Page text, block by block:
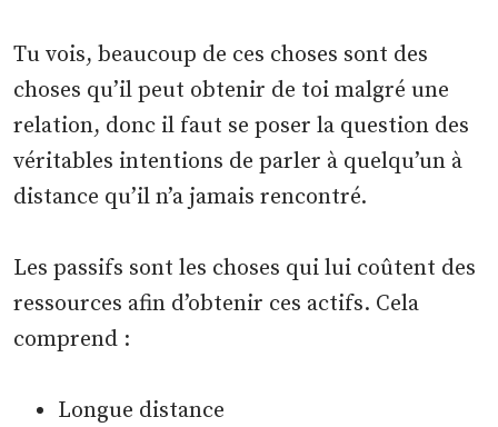
Tu vois, beaucoup de ces choses sont des
choses qu’il peut obtenir de toi malgré une
relation, donc il faut se poser la question des
véritables intentions de parler à quelqu’un à
distance qu’il n’a jamais rencontré.
Les passifs sont les choses qui lui coûtent des
ressources afin d’obtenir ces actifs. Cela
comprend :
Longue distance